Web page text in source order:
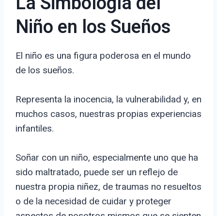
Niño en los Sueños
El niño es una figura poderosa en el mundo
de los sueños.
Representa la inocencia, la vulnerabilidad y, en
muchos casos, nuestras propias experiencias
infantiles.
Soñar con un niño, especialmente uno que ha
sido maltratado, puede ser un reflejo de
nuestra propia niñez, de traumas no resueltos
o de la necesidad de cuidar y proteger